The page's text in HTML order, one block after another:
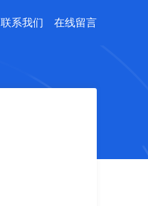
联系我们 在线留言